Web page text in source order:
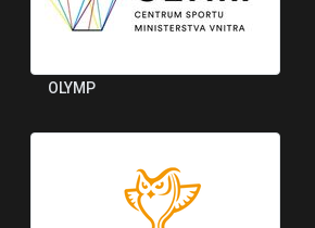
OLYMP